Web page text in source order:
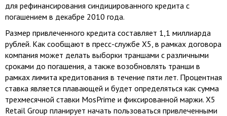
для рефинансирования синдицированного кредита c
погашением в декабре 2010 года.
Размер привлеченного кредита составляет 1,1 миллиарда
рублей. Как сообщают в пресс-службе X5, в рамках договора
компания может делать выборки траншами с различными
сроками до погашения, а также возобновлять транши в
рамках лимита кредитования в течение пяти лет. Процентная
ставка является плавающей и будет определяться как сумма
трехмесячной ставки MosPrime и фиксированной маржи. X5
Retail Group планирует начать пользоваться привлеченными